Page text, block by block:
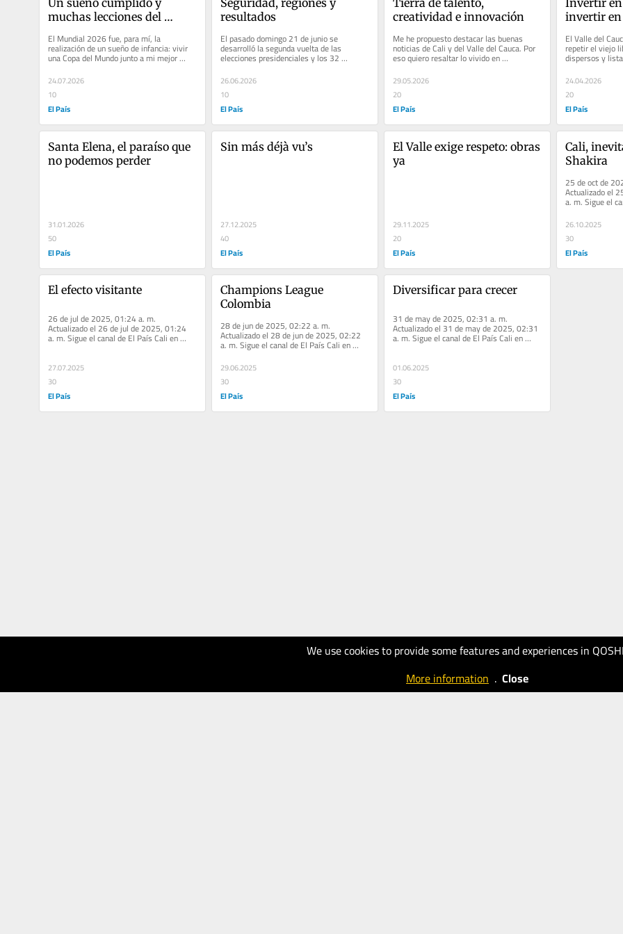
We use cookies to provide some features and experiences in
More information . Close
muchas lecciones del
El Mundial 2026 fue, para mí, la
realización de un sueño de infancia: vivir
una Copa del Mundo junto a mi mejor
amigo y sus hijos, unidos por una...
24.07.2026
10
El País
resultados
El pasado domingo 21 de junio se
desarrolló la segunda vuelta de las
elecciones presidenciales y los 32
departamentos de Colombia hablaron en...
26.06.2026
10
El País
creatividad e innovación
Me he propuesto destacar las buenas
noticias de Cali y del Valle del Cauca. Por
eso quiero resaltar lo vivido en
Exponegocios 2026, evento organizado...
29.05.2026
20
El País
invertir en
El Valle del
repetir el viejo
dispersos y
necesidades,
24.04.2026
20
El País
Santa Elena, el paraíso que
no podemos perder
31.01.2026
50
El País
Sin más déjà vu’s
27.12.2025
40
El País
El Valle exige respeto: obras
ya
29.11.2025
20
El País
Cali,
Shakira
25 de oct de
Actualizado el
a. m. Sigue el
WhatsApp
26.10.2025
30
El País
El efecto visitante
26 de jul de 2025, 01:24 a. m.
Actualizado el 26 de jul de 2025, 01:24
a. m. Sigue el canal de El País Cali en
WhatsApp Espejismos La oposición El...
27.07.2025
30
El País
Champions League
Colombia
28 de jun de 2025, 02:22 a. m.
Actualizado el 28 de jun de 2025, 02:22
a. m. Sigue el canal de El País Cali en
WhatsApp Champions League Colombia...
29.06.2025
30
El País
Diversificar para crecer
31 de may de 2025, 02:31 a. m.
Actualizado el 31 de may de 2025, 02:31
a. m. Sigue el canal de El País Cali en
WhatsApp Diversificar para crecer Si...
01.06.2025
30
El País